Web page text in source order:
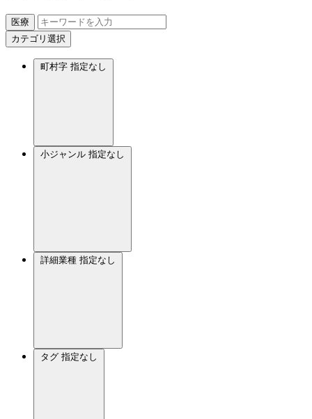
医療
カテゴリ選択
町村字 指定なし
小ジャンル 指定なし
詳細業種 指定なし
タグ 指定なし